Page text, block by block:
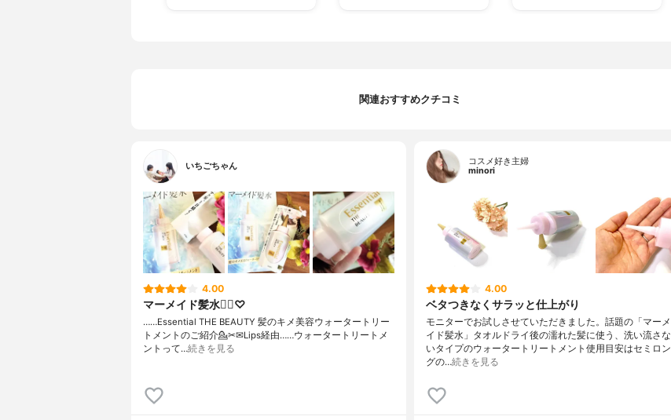
関連おすすめクチコミ
いちごちゃん
4.00
マーメイド髪水🧜‍♀️♡
……⁡Essential THE BEAUTY ⁡⁡髪のキメ美容ウォータートリー
トメントのご紹介💁✂⁡⁡✉Lips経由⁡……⁡⁡⁡ウォータートリートメ
ントって⁡…続きを見る
コスメ好き主婦
minori
4.00
ベタつきなくサラッと仕上がり
モニターでお試しさせていただきました。話題の「マーメ
イド髪水」タオルドライ後の濡れた髪に使う、洗い流さな
いタイプのウォータートリートメント使用目安はセミロン
グの…続きを見る